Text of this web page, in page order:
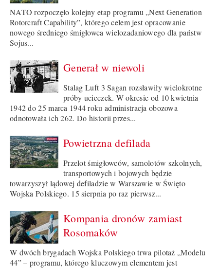
NATO rozpoczęło kolejny etap programu „Next Generation
Rotorcraft Capability”, którego celem jest opracowanie
nowego średniego śmigłowca wielozadaniowego dla państw
Sojus...
Generał w niewoli
Stalag Luft 3 Sagan rozsławiły wielokrotne
próby ucieczek. W okresie od 10 kwietnia
1942 do 25 marca 1944 roku administracja obozowa
odnotowała ich 262. Do historii przes...
Powietrzna defilada
Przelot śmigłowców, samolotów szkolnych,
transportowych i bojowych będzie
towarzyszył lądowej defiladzie w Warszawie w Święto
Wojska Polskiego. 15 sierpnia po raz pierwsz...
Kompania dronów zamiast
Rosomaków
W dwóch brygadach Wojska Polskiego trwa pilotaż „Modelu
44” – programu, którego kluczowym elementem jest